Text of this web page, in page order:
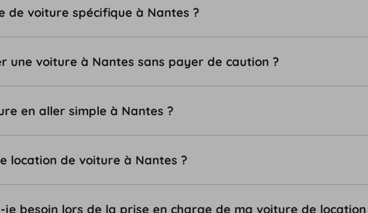
de voiture spécifique à Nantes ?
une voiture à Nantes sans payer de caution ?
en aller simple à Nantes ?
location de voiture à Nantes ?
je besoin lors de la prise en charge de ma voiture de